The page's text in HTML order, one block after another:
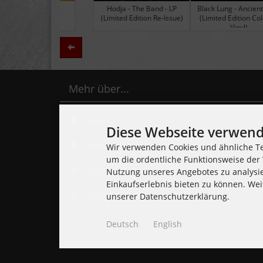
Black Lung - Ancients - LP
(Limited Edition Colored
Daily Thompson - Glue -
(Club 100 Limited
Zurück
Mehr über...
Lieferzeit
Impressum
Cookie Einstellungen
Diese Webseite
Wir verwenden Cookies und ähnliche
um die ordentliche Funktionsweise
Nutzung unseres Angebotes zu
Einkaufserlebnis bieten zu können.
unserer Datenschutzerklärung.
Deutsch English